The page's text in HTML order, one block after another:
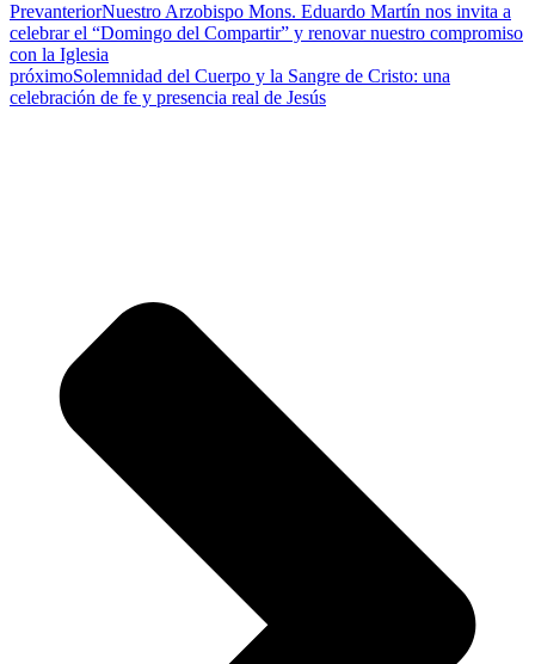
PrevanteriorNuestro Arzobispo Mons. Eduardo Martín nos invita a
celebrar el “Domingo del Compartir” y renovar nuestro compromiso
con la Iglesia
próximoSolemnidad del Cuerpo y la Sangre de Cristo: una
celebración de fe y presencia real de Jesús